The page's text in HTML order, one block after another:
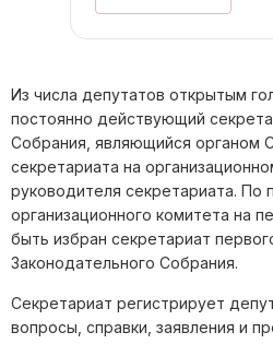
Из числа депутатов открытым
постоянно действующий
Собрания, являющийся органом
секретариата на
руководителя секретариата.
организационного комитета на
быть избран секретариат
Законодательного Собрания.
Секретариат регистрирует
вопросы, справки, заявления и